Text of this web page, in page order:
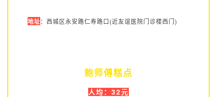
地址：西城区永安路仁寿路口(近友谊医院门诊楼西门)
鲍师傅糕点
人均：32元